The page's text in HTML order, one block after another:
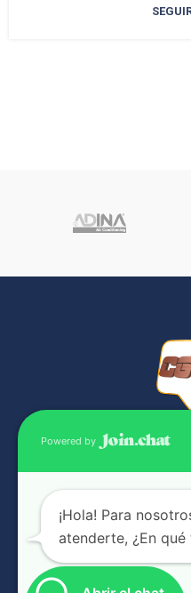
NUESTRAS
Complejo industrial
Powered by
¡Hola! Para
atenderte, ¿En